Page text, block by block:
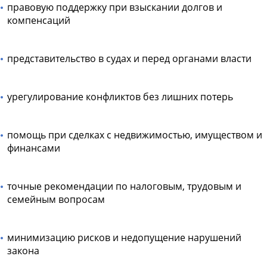
правовую поддержку при взыскании долгов и
компенсаций
представительство в судах и перед органами власти
урегулирование конфликтов без лишних потерь
помощь при сделках с недвижимостью, имуществом и
финансами
точные рекомендации по налоговым, трудовым и
семейным вопросам
минимизацию рисков и недопущение нарушений
закона